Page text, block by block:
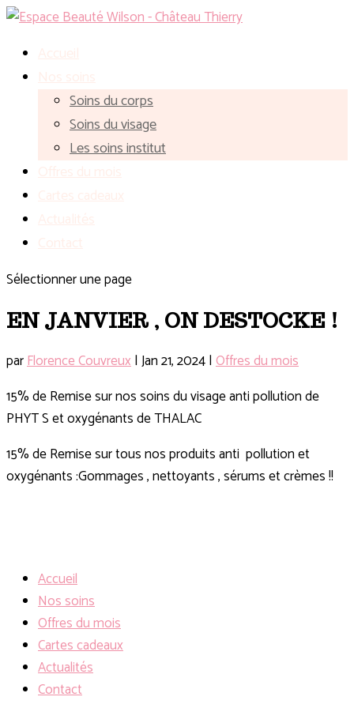
Soins du corps
Soins du visage
Les soins institut
Sélectionner une page
EN JANVIER , ON DESTOCKE !
parFlorence Couvreux| Jan 21, 2024| Offres du mois
15% de Remise sur nos soins du visage anti pollution de
PHYT S et oxygénants de THALAC
15% de Remise sur tous nos produits anti pollution et
oxygénants :Gommages , nettoyants , sérums et crèmes !!
Accueil
Nos soins
Offres du mois
Cartes cadeaux
Actualités
Contact